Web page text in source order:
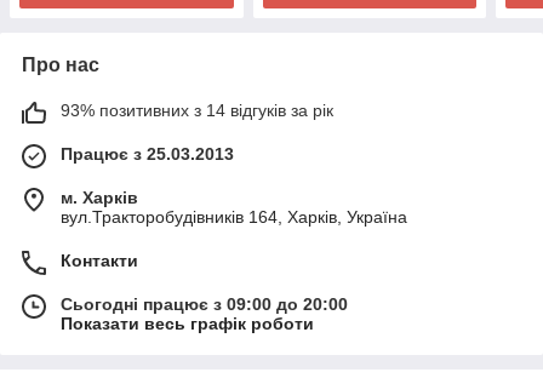
Про нас
93% позитивних з 14 відгуків за рік
Працює з 25.03.2013
м. Харків
вул.Тракторобудівників 164, Харків, Україна
Контакти
Сьогодні працює з 09:00 до 20:00
Показати весь графік роботи